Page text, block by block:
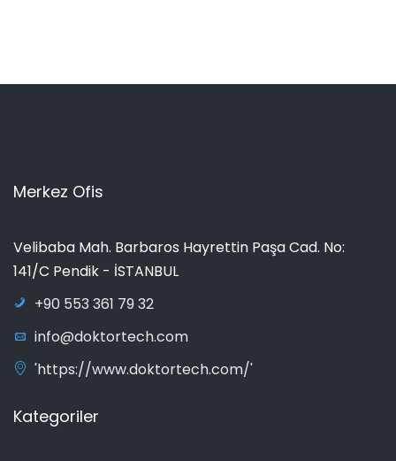
Merkez Ofis
Velibaba Mah. Barbaros Hayrettin Paşa Cad. No:
141/C Pendik - İSTANBUL
+90 553 361 79 32
info@doktortech.com
'https://www.doktortech.com/'
Kategoriler